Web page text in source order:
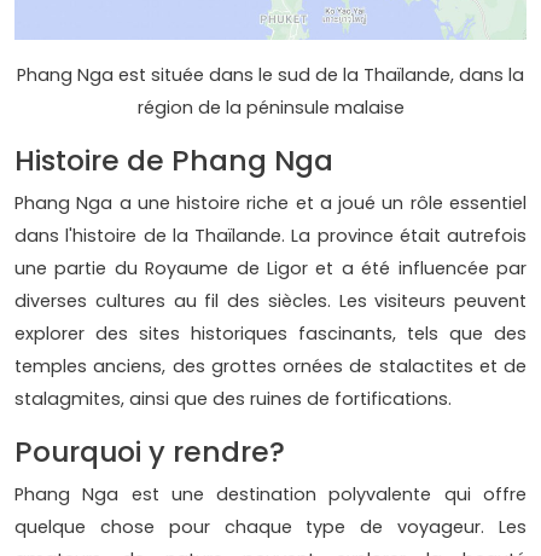
Phang Nga est située dans le sud de la Thaïlande, dans la
région de la péninsule malaise
Histoire de Phang Nga
Phang Nga a une histoire riche et a joué un rôle essentiel
dans l'histoire de la Thaïlande. La province était autrefois
une partie du Royaume de Ligor et a été influencée par
diverses cultures au fil des siècles. Les visiteurs peuvent
explorer des sites historiques fascinants, tels que des
temples anciens, des grottes ornées de stalactites et de
stalagmites, ainsi que des ruines de fortifications.
Pourquoi y rendre?
Phang Nga est une destination polyvalente qui offre
quelque chose pour chaque type de voyageur. Les